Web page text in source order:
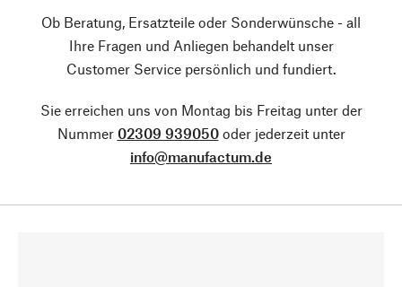
Ob Beratung, Ersatzteile oder Sonderwünsche - all
Ihre Fragen und Anliegen behandelt unser
Customer Service persönlich und fundiert.
Sie erreichen uns von Montag bis Freitag unter der
Nummer 02309 939050oder jederzeit unter
info@manufactum.de